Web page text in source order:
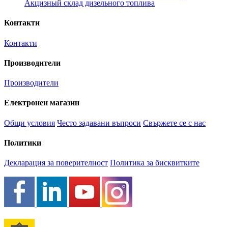
Акцизный склад дизельного топлива
Контакти
Контакти
Производители
Производители
Електронен магазин
Общи условия Често задавани въпроси Свържете се с нас
Политики
Декларация за поверителност Политика за бисквитките